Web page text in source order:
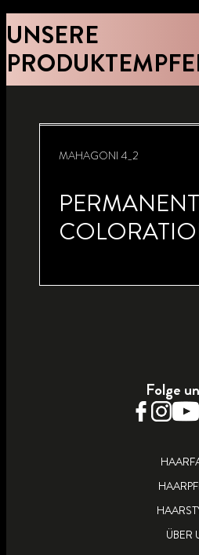
UNSERE
MAHAGONI 4_2
Folge
ÜBER